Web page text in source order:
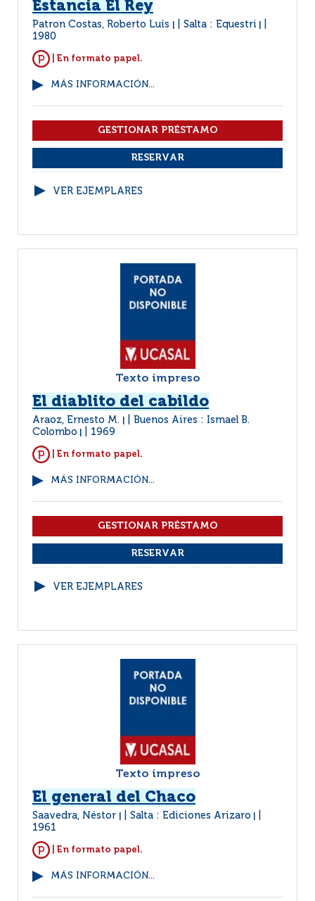
Estancia El Rey
Patron Costas, Roberto Luis Salta : Equestri
1980
| En formato papel.
MÁS INFORMACIÓN...
VER EJEMPLARES
Texto impreso
El diablito del cabildo
Araoz, Ernesto M.
Buenos Aires : Ismael B.
Colombo
1969
| En formato papel.
MÁS INFORMACIÓN...
VER EJEMPLARES
Texto impreso
El general del Chaco
Saavedra, Néstor Salta : Ediciones Arizaro
1961
| En formato papel.
MÁS INFORMACIÓN...